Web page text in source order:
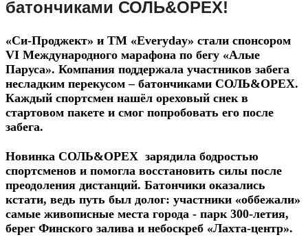
батончиками СОЛЬ&ОРЕХ!
«Си-Проджект» и ТМ «Everyday» стали спонсором
VI Международного марафона по бегу «Алые
Паруса». Компания поддержала участников забега
несладким перекусом – батончиками СОЛЬ&ОРЕХ.
Каждый спортсмен нашёл ореховый снек в
стартовом пакете и смог попробовать его после
забега.
Новинка СОЛЬ&ОРЕХ зарядила бодростью
спортсменов и помогла восстановить силы после
преодоления дистанций. Батончики оказались
кстати, ведь путь был долог: участники «оббежали»
самые живописные места города - парк 300-летия,
берег Финского залива и небоскреб «Лахта-центр».